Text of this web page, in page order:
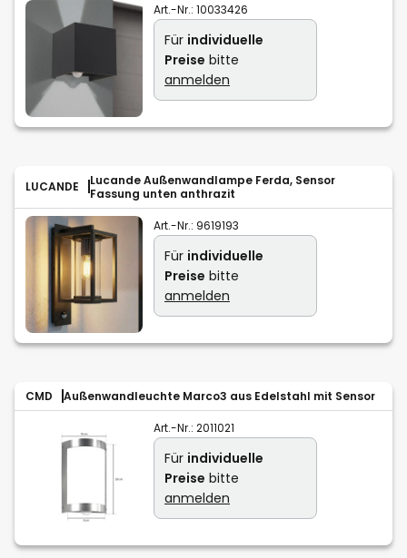
Art.-Nr.: 10033426
Für individuelle
Preise bitte
anmelden
LUCANDE
Lucande Außenwandlampe Ferda, Sensor
Fassung unten anthrazit
Art.-Nr.: 9619193
Für individuelle
Preise bitte
anmelden
CMD Außenwandleuchte Marco3 aus Edelstahl mit Sensor
Art.-Nr.: 2011021
Für individuelle
Preise bitte
anmelden